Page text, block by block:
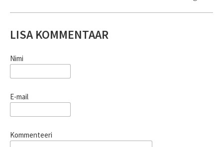
LISA KOMMENTAAR
Nimi
E-mail
Kommenteeri